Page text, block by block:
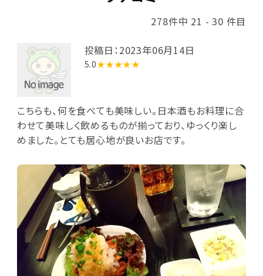
278件中 21 - 30 件目
投稿日：2023年06月14日
5.0★★★★★
こちらも、何を食べても美味しい。日本酒もお料理に合
わせて美味しく飲めるものが揃っており、ゆっくり楽し
めました。とても居心地が良いお店です。